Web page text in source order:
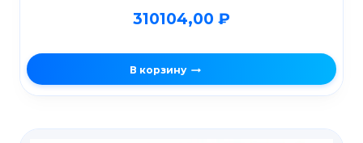
310104,00 ₽
В корзину